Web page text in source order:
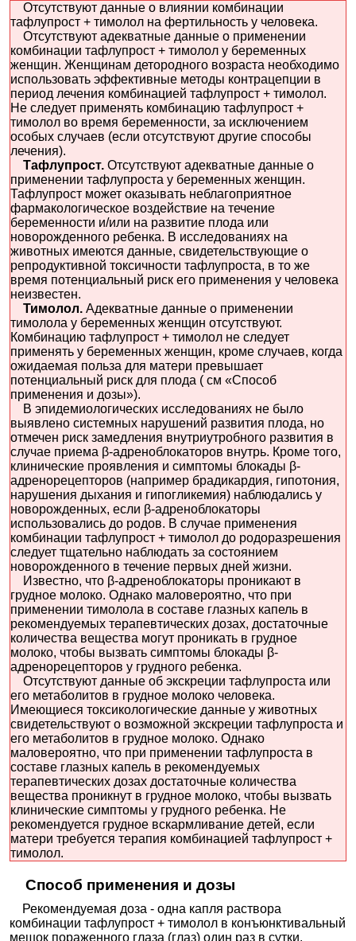
Отсутствуют данные о влиянии комбинации
тафлупрост + тимолол на фертильность у человека.
Отсутствуют адекватные данные о применении
комбинации тафлупрост + тимолол у беременных
женщин. Женщинам детородного возраста необходимо
использовать эффективные методы контрацепции в
период лечения комбинацией тафлупрост + тимолол.
Не следует применять комбинацию тафлупрост +
тимолол во время беременности, за исключением
особых случаев (если отсутствуют другие способы
лечения).
Тафлупрост.Отсутствуют адекватные данные о
применении тафлупроста у беременных женщин.
Тафлупрост может оказывать неблагоприятное
фармакологическое воздействие на течение
беременности и/или на развитие плода или
новорожденного ребенка. В исследованиях на
животных имеются данные, свидетельствующие о
репродуктивной токсичности тафлупроста, в то же
время потенциальный риск его применения у человека
неизвестен.
Тимолол.Адекватные данные о применении
тимолола у беременных женщин отсутствуют.
Комбинацию тафлупрост + тимолол не следует
применять у беременных женщин, кроме случаев, когда
ожидаемая польза для матери превышает
потенциальный риск для плода ( см «Способ
применения и дозы»).
В эпидемиологических исследованиях не было
выявлено системных нарушений развития плода, но
отмечен риск замедления внутриутробного развития в
случае приема β-адреноблокаторов внутрь. Кроме того,
клинические проявления и симптомы блокады β-
адренорецепторов (например брадикардия, гипотония,
нарушения дыхания и гипогликемия) наблюдались у
новорожденных, если β-адреноблокаторы
использовались до родов. В случае применения
комбинации тафлупрост + тимолол до родоразрешения
следует тщательно наблюдать за состоянием
новорожденного в течение первых дней жизни.
Известно, что β-адреноблокаторы проникают в
грудное молоко. Однако маловероятно, что при
применении тимолола в составе глазных капель в
рекомендуемых терапевтических дозах, достаточные
количества вещества могут проникать в грудное
молоко, чтобы вызвать симптомы блокады β-
адренорецепторов у грудного ребенка.
Отсутствуют данные об экскреции тафлупроста или
его метаболитов в грудное молоко человека.
Имеющиеся токсикологические данные у животных
свидетельствуют о возможной экскреции тафлупроста и
его метаболитов в грудное молоко. Однако
маловероятно, что при применении тафлупроста в
составе глазных капель в рекомендуемых
терапевтических дозах достаточные количества
вещества проникнут в грудное молоко, чтобы вызвать
клинические симптомы у грудного ребенка. Не
рекомендуется грудное вскармливание детей, если
матери требуется терапия комбинацией тафлупрост +
тимолол.
Способ применения и дозы
Рекомендуемая доза - одна капля раствора
комбинации тафлупрост + тимолол в конъюнктивальный
мешок пораженного глаза (глаз) один раз в сутки.